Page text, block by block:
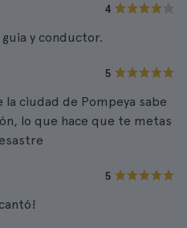
4
y conductor.
5
la ciudad de Pompeya sabe
lo que hace que te metas
5